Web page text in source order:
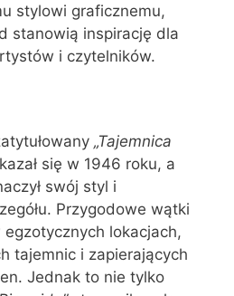
stylowi graficznemu,
stanowią inspirację dla
i czytelników.
„Tajemnica
się w 1946 roku, a
swój styl i
Przygodowe wątki
egzotycznych lokacjach,
tajemnic i zapierających
Jednak to nie tylko